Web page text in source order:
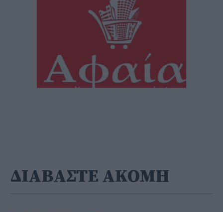
ΔΙΑΒΑΣΤΕ ΑΚΟΜΗ